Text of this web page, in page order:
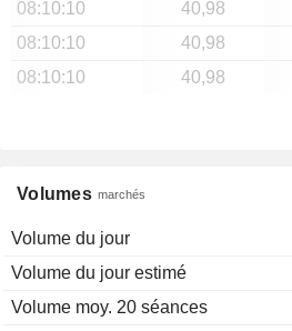
Volumes marchés
Volume du jour
Volume du jour estimé
Volume moy. 20 séances
08:10:10
40,98
08:10:10
40,98
08:10:10
40,98